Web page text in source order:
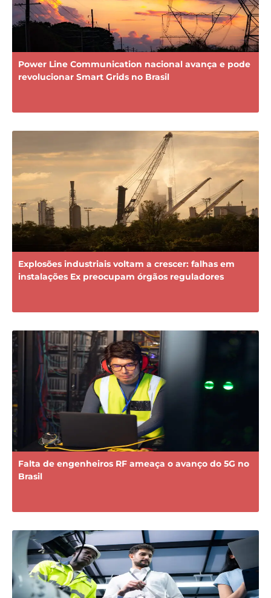
Power Line Communication nacional avança e pode
revolucionar Smart Grids no Brasil
Explosões industriais voltam a crescer: falhas em
instalações Ex preocupam órgãos reguladores
Falta de engenheiros RF ameaça o avanço do 5G no
Brasil